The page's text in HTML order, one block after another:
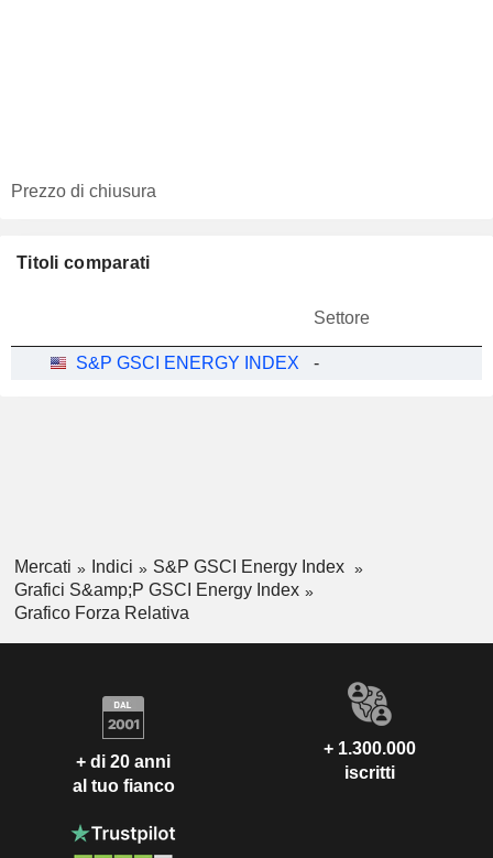
Prezzo di chiusura
Titoli comparati
Settore
S&P GSCI ENERGY INDEX -
Mercati Indici
S&P GSCI Energy Index
Grafici S&amp;P GSCI Energy Index
Grafico Forza Relativa
+ di 20 anni
al tuo fianco
+ 1.300.000
iscritti